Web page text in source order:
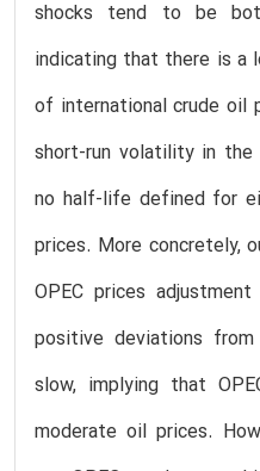
shocks tend to be
indicating that there is a
of international crude oil
short-run volatility in the
no half-life defined for
prices. More concretely,
OPEC prices
positive deviations
slow, implying that
moderate oil prices.